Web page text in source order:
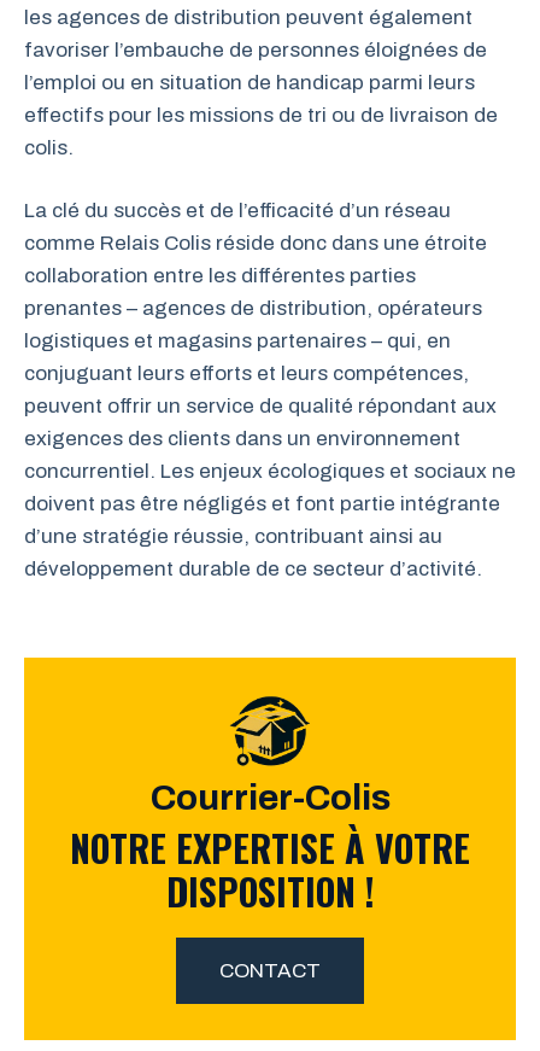
les agences de distribution peuvent également
favoriser l’embauche de personnes éloignées de
l’emploi ou en situation de handicap parmi leurs
effectifs pour les missions de tri ou de livraison de
colis.
La clé du succès et de l’efficacité d’un réseau
comme Relais Colis réside donc dans une étroite
collaboration entre les différentes parties
prenantes – agences de distribution, opérateurs
logistiques et magasins partenaires – qui, en
conjuguant leurs efforts et leurs compétences,
peuvent offrir un service de qualité répondant aux
exigences des clients dans un environnement
concurrentiel. Les enjeux écologiques et sociaux ne
doivent pas être négligés et font partie intégrante
d’une stratégie réussie, contribuant ainsi au
développement durable de ce secteur d’activité.
Courrier-Colis
NOTRE EXPERTISE À VOTRE
DISPOSITION !
CONTACT